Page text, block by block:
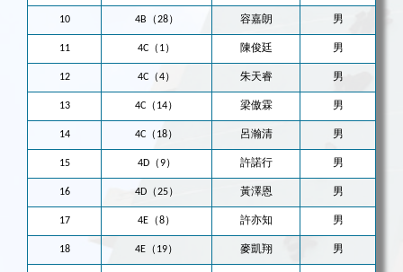
10 4B（28） 容嘉朗 男
11 4C（1） 陳俊廷 男
12 4C（4） 朱天睿 男
13 4C（14） 梁傲霖 男
14 4C（18） 呂瀚清 男
15 4D（9） 許諾行 男
16 4D（25） 黃澤恩 男
17 4E（8） 許亦知 男
18 4E（19） 麥凱翔 男